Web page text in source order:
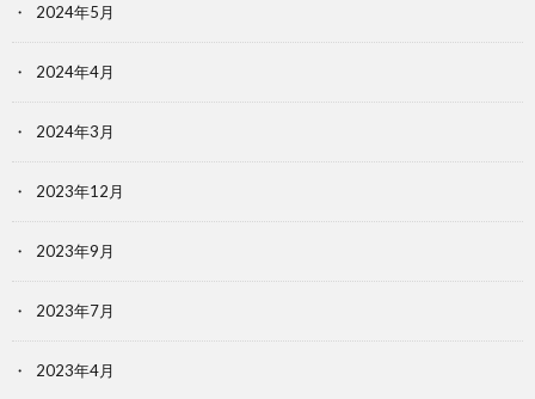
2024年5月
2024年4月
2024年3月
2023年12月
2023年9月
2023年7月
2023年4月